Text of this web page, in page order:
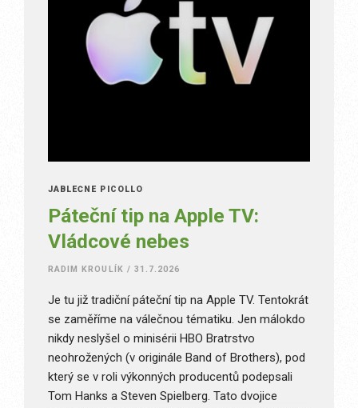
JABLEČNÉ PICOLLO
Páteční tip na Apple TV:
Vládcové nebes
RADIM KROULÍK / 31.7.2026
Je tu již tradiční páteční tip na Apple TV. Tentokrát
se zaměříme na válečnou tématiku. Jen málokdo
nikdy neslyšel o minisérii HBO Bratrstvo
neohrožených (v originále Band of Brothers), pod
který se v roli výkonných producentů podepsali
Tom Hanks a Steven Spielberg. Tato dvojice